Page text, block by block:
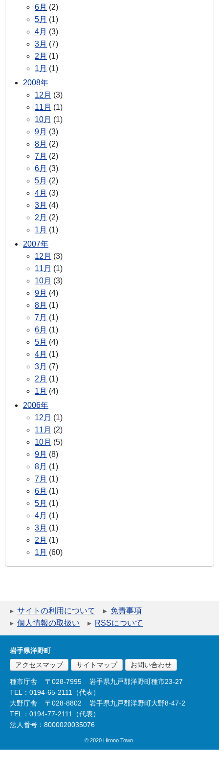
6月 (2)
5月 (1)
4月 (3)
3月 (7)
2月 (1)
1月 (1)
2008年
12月 (3)
11月 (1)
10月 (1)
9月 (3)
8月 (2)
7月 (2)
6月 (3)
5月 (2)
4月 (3)
3月 (4)
2月 (2)
1月 (1)
2007年
12月 (3)
11月 (1)
10月 (3)
9月 (4)
8月 (1)
7月 (1)
6月 (1)
5月 (4)
4月 (1)
3月 (7)
2月 (1)
1月 (4)
2006年
12月 (1)
11月 (2)
10月 (5)
9月 (8)
8月 (1)
7月 (1)
6月 (1)
5月 (1)
4月 (1)
3月 (1)
2月 (1)
1月 (60)
サイトの利用について
免責事項
個人情報の取扱い
RSSについて
岩手県洋野町
アクセスマップ
サイトマップ お問い合わせ
種市庁舎 〒028-7995
岩手県九戸郡洋野町種市23-27
TEL：0194-65-2111（代表）
大野庁舎
〒028-8802
岩手県九戸郡洋野町大野8-47-2
TEL：0194-77-2111（代表）
法人番号：8000020035076
© 2020 Hirono Town.